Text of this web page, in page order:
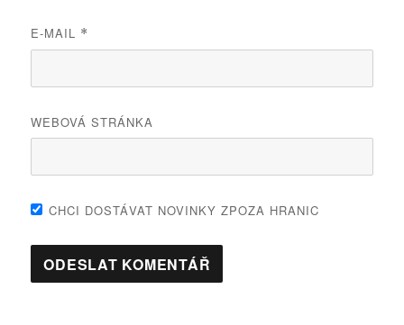
E-MAIL *
WEBOVÁ STRÁNKA
CHCI DOSTÁVAT NOVINKY ZPOZA HRANIC